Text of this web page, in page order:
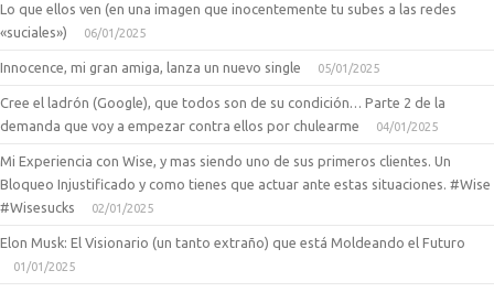
Lo que ellos ven (en una imagen que inocentemente tu subes a las redes
«suciales»)
06/01/2025
Innocence, mi gran amiga, lanza un nuevo single 05/01/2025
Cree el ladrón (Google), que todos son de su condición… Parte 2 de la
demanda que voy a empezar contra ellos por chulearme
04/01/2025
Mi Experiencia con Wise, y mas siendo uno de sus primeros clientes. Un
Bloqueo Injustificado y como tienes que actuar ante estas situaciones. #Wise
#Wisesucks
02/01/2025
Elon Musk: El Visionario (un tanto extraño) que está Moldeando el Futuro
01/01/2025